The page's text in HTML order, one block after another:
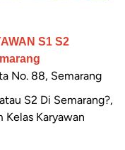
S1 S2
No. 88, Semarang
S2 Di Semarang?,
Kelas Karyawan